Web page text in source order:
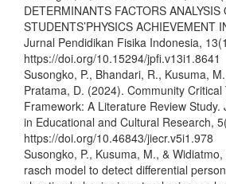
DETERMINANTS FACTORS
STUDENTS’PHYSICS ACHIEVEMENT
Jurnal Pendidikan Fisika Indonesia,
https://doi.org/10.15294/jpfi.v13i1.8641
Susongko, P., Bhandari, R., Kusuma,
Pratama, D. (2024). Community Critical
Framework: A Literature Review Study.
in Educational and Cultural Research,
https://doi.org/10.46843/jiecr.v5i1.978
Susongko, P., Kusuma, M., &
rasch model to detect differential